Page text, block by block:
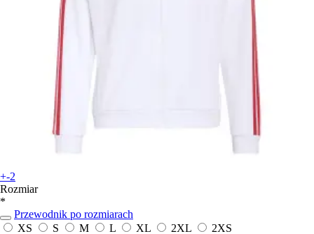
+-2
Rozmiar
*
Przewodnik po rozmiarach
XS
S M L XL 2XL
2XS